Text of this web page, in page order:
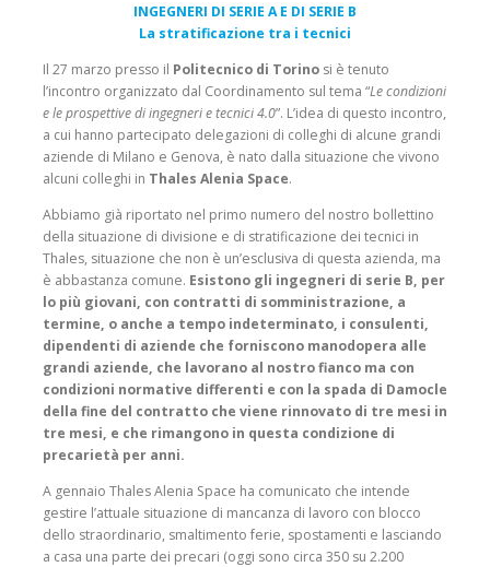
INGEGNERI DI SERIE A E DI SERIE B
La stratificazione tra i tecnici
Il 27 marzo presso il Politecnico di Torino si è tenuto
l’incontro organizzato dal Coordinamento sul tema “Le condizioni
e le prospettive di ingegneri e tecnici 4.0”. L’idea di questo incontro,
a cui hanno partecipato delegazioni di colleghi di alcune grandi
aziende di Milano e Genova, è nato dalla situazione che vivono
alcuni colleghi in Thales Alenia Space.
Abbiamo già riportato nel primo numero del nostro bollettino
della situazione di divisione e di stratificazione dei tecnici in
Thales, situazione che non è un’esclusiva di questa azienda, ma
è abbastanza comune. Esistono gli ingegneri di serie B, per
lo più giovani, con contratti di somministrazione, a
termine, o anche a tempo indeterminato, i consulenti,
dipendenti di aziende che forniscono manodopera alle
grandi aziende, che lavorano al nostro fianco ma con
condizioni normative differenti e con la spada di Damocle
della fine del contratto che viene rinnovato di tre mesi in
tre mesi, e che rimangono in questa condizione di
precarietà per anni.
A gennaio Thales Alenia Space ha comunicato che intende
gestire l’attuale situazione di mancanza di lavoro con blocco
dello straordinario, smaltimento ferie, spostamenti e lasciando
a casa una parte dei precari (oggi sono circa 350 su 2.200